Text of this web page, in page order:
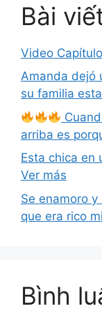
Bài
Video
Amanda dejó
su familia
arriba es
Esta chica en
Ver más
Se enamoro
que era rico
Bình